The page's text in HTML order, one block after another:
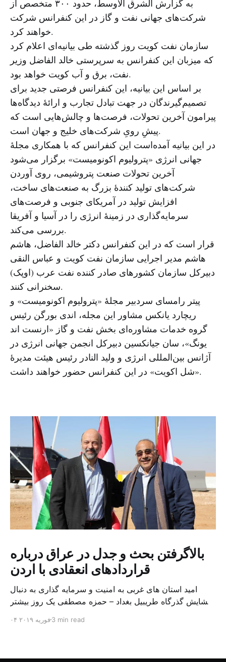
به گزارش الشرق الاوسط، حدود ۳۰۰ متخصص از
شرکت‌های جهانی نفت و گاز در این کنفرانس شرکت
خواهند کرد.
سازمان نفت کویت روز گذشته طی بیانیه‌ای اعلام کرد
که میزبان این کنفرانس به سرپرستی خالد الفاضل وزیر
نفت، برق و آب کویت خواهد بود.
بر اساس این بیانیه، این کنفرانس فرصتی جدید برای
تصمیم‌گیرندگان در جهت تبادل تجارب و ارائهٔ دیدگاه‌ها
پیرامون آخرین تحولات، فرصت‌ها و چالش‌هایی است که
پیشِ رویِ شرکت‌های خلیج و جهان است.
در این بیانیه آمده‌است این کنفرانس که با همکاری مجلهٔ
جهانی انرژی «پترولیوم اکونومیست» برگزار می‌شود
آخرین تحولات صنعت پتروشیمی، روی آوردن
شرکت‌های تولید کنندهٔ بزرگ به صنعت‌های ساخت،
افزایش تولید در آمریکای جنوبی و فرصت‌های
سرمایه‌گذاری در زمینهٔ انرژی را در آسیا و آفریقا
بررسی می‌کند.
قرار است که در این کنفرانس دکتر خالد الفاضل، هاشم
هاشم مدیر اجرایی سازمان نفت کویت و عباس النقی
دبیرکل سازمان کشورهای صادر کننده نفت عرب (اوپک)
سخنرانی کنند.
پیتر رامسای سردبیر مجلهٔ «پترولیوم اکونومیست» و
ریچارد یانکس مشاور این مجله، اندی بورگن رئیس
گروه خدمات مشاوره‌ای بخش نفت و گاز «ارنست اند
یونگ»، سان جیانکسین دبیرکل انجمن جهانی انرژی در
آژانس بین‌المللی انرژی و ولید النادر رئیس هیئت مدیرهٔ
«شل اکویت» در این کنفرانس حضور خواهند داشت.
بالاگرفتن بحث و جدل در عراق درباره
قراردادهای انعقادی با اردن
امید استان های غربی به امنیت و سرمایه گذاری به دنبال
گشایش گذرگاه طریبیل بغداد – حمزه مصطفی یک روز بیشتر
المهدی نخست وزیر عراق و عمر الرزاز همتای اردنی اش
۰۴ فوریه ۲۰۱۹3 min read